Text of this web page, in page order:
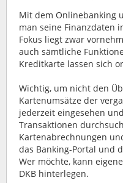
Mit dem Onlinebanking
man seine Finanzdaten
Fokus liegt zwar
auch sämtliche
Kreditkarte lassen sich
Wichtig, um nicht den
Kartenumsätze der
jederzeit eingesehen
Transaktionen
Kartenabrechnungen
das Banking-Portal und
Wer möchte, kann
DKB hinterlegen.